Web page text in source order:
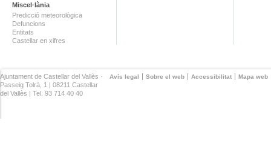
Miscel·lània
Predicció meteorològica
Defuncions
Entitats
Castellar en xifres
Avís legal Sobre el web Accessibilitat Mapa web
Ajuntament de Castellar del Vallès ·
Passeig Tolrà, 1 | 08211 Castellar
del Vallès | Tel. 93 714 40 40